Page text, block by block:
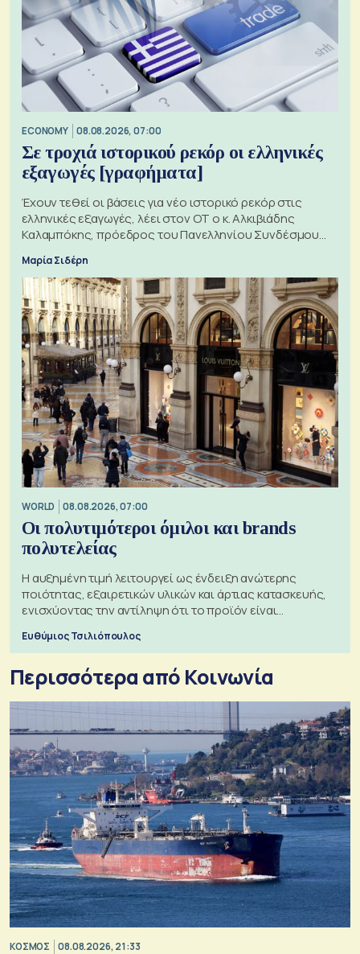
ECONOMY 08.08.2026, 07:00
Σε τροχιά ιστορικού ρεκόρ οι ελληνικές
εξαγωγές [γραφήματα]
Έχουν τεθεί οι βάσεις για νέο ιστορικό ρεκόρ στις
ελληνικές εξαγωγές, λέει στον ΟΤ ο κ. Αλκιβιάδης
Καλαμπόκης, πρόεδρος του Πανελληνίου Συνδέσμου
Μαρία Σιδέρη
WORLD 08.08.2026, 07:00
Οι πολυτιμότεροι όμιλοι και brands
πολυτελείας
Η αυξημένη τιμή λειτουργεί ως ένδειξη ανώτερης
ποιότητας, εξαιρετικών υλικών και άρτιας κατασκευής,
ενισχύοντας την αντίληψη ότι το προϊόν είναι
Ευθύμιος Τσιλιόπουλος
Περισσότερα από Κοινωνία
ΚΟΣΜΟΣ 08.08.2026, 21:33